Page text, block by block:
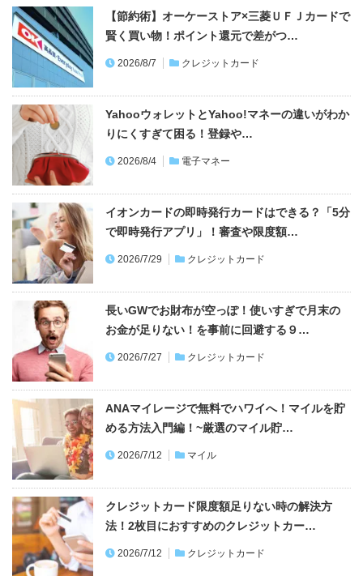
【節約術】オーケーストア×三菱ＵＦＪカードで
賢く買い物！ポイント還元で差がつ…
2026/8/7 クレジットカード
YahooウォレットとYahoo!マネーの違いがわか
りにくすぎて困る！登録や…
2026/8/4 電子マネー
イオンカードの即時発行カードはできる？「5分
で即時発行アプリ」！審査や限度額…
2026/7/29 クレジットカード
長いGWでお財布が空っぽ！使いすぎで月末の
お金が足りない！を事前に回避する９…
2026/7/27 クレジットカード
ANAマイレージで無料でハワイへ！マイルを貯
める方法入門編！~厳選のマイル貯…
2026/7/12 マイル
クレジットカード限度額足りない時の解決方
法！2枚目におすすめのクレジットカー…
2026/7/12 クレジットカード